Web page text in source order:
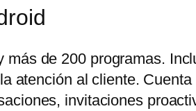
de 200 programas.
atención al cliente.
invitaciones